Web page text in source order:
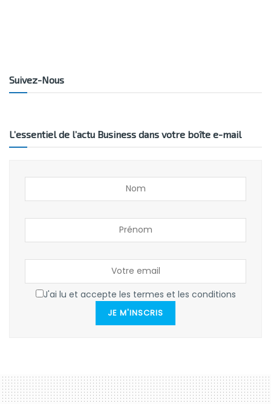
Suivez-Nous
L’essentiel de l’actu Business dans votre boîte e-mail
J'ai lu et accepte les termes et les conditions
JE M'INSCRIS